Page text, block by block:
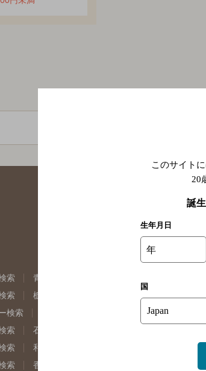
索 青森県のバー検索
索
栃木県のバー検索
検索
埼玉県のバー検索
索
石川県のバー検索
索
和歌山県のバー検索
索
香川県のバー検索
このサイト
20
誕
生年月日
年
国